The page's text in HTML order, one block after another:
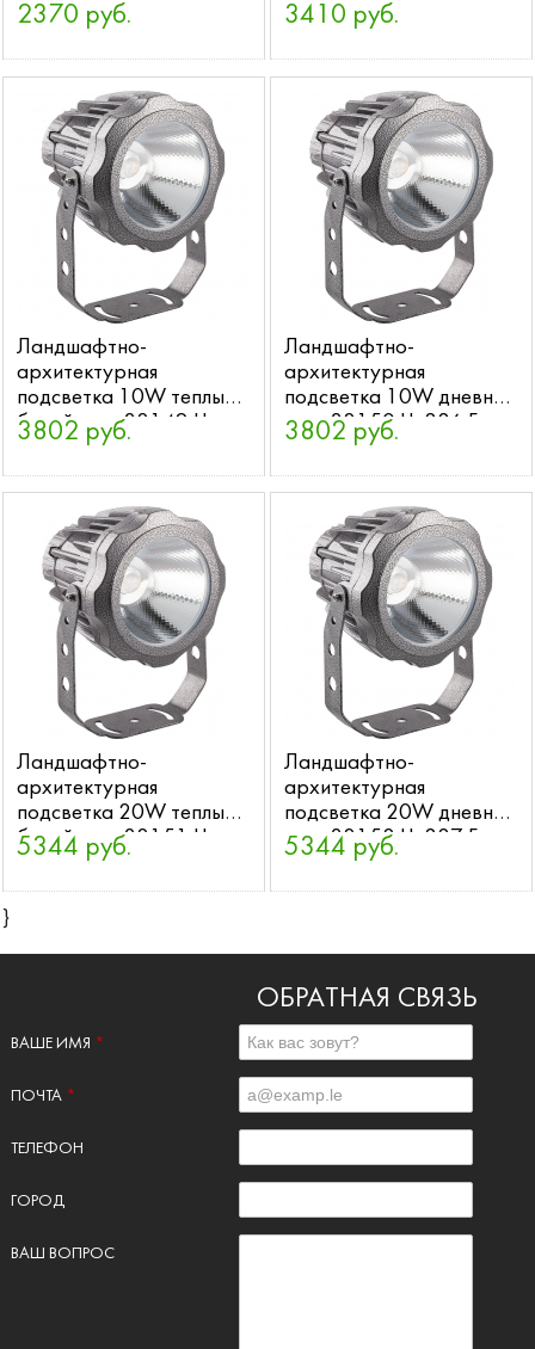
2370 руб. 3410 руб.
Ландшафтно-
архитектурная
подсветка 10W теплый
белый свет 32149 LL-
886 Feron
3802 руб.
Ландшафтно-
архитектурная
подсветка 10W дневной
свет 32150 LL-886 Feron
3802 руб.
Ландшафтно-
архитектурная
подсветка 20W теплый
белый свет 32151 LL-
887 Feron
5344 руб.
Ландшафтно-
архитектурная
подсветка 20W дневной
свет 32152 LL-887 Feron
5344 руб.
}
ОБРАТНАЯ СВЯЗЬ
ВАШЕ ИМЯ *
ПОЧТА *
ТЕЛЕФОН
ГОРОД
ВАШ ВОПРОС